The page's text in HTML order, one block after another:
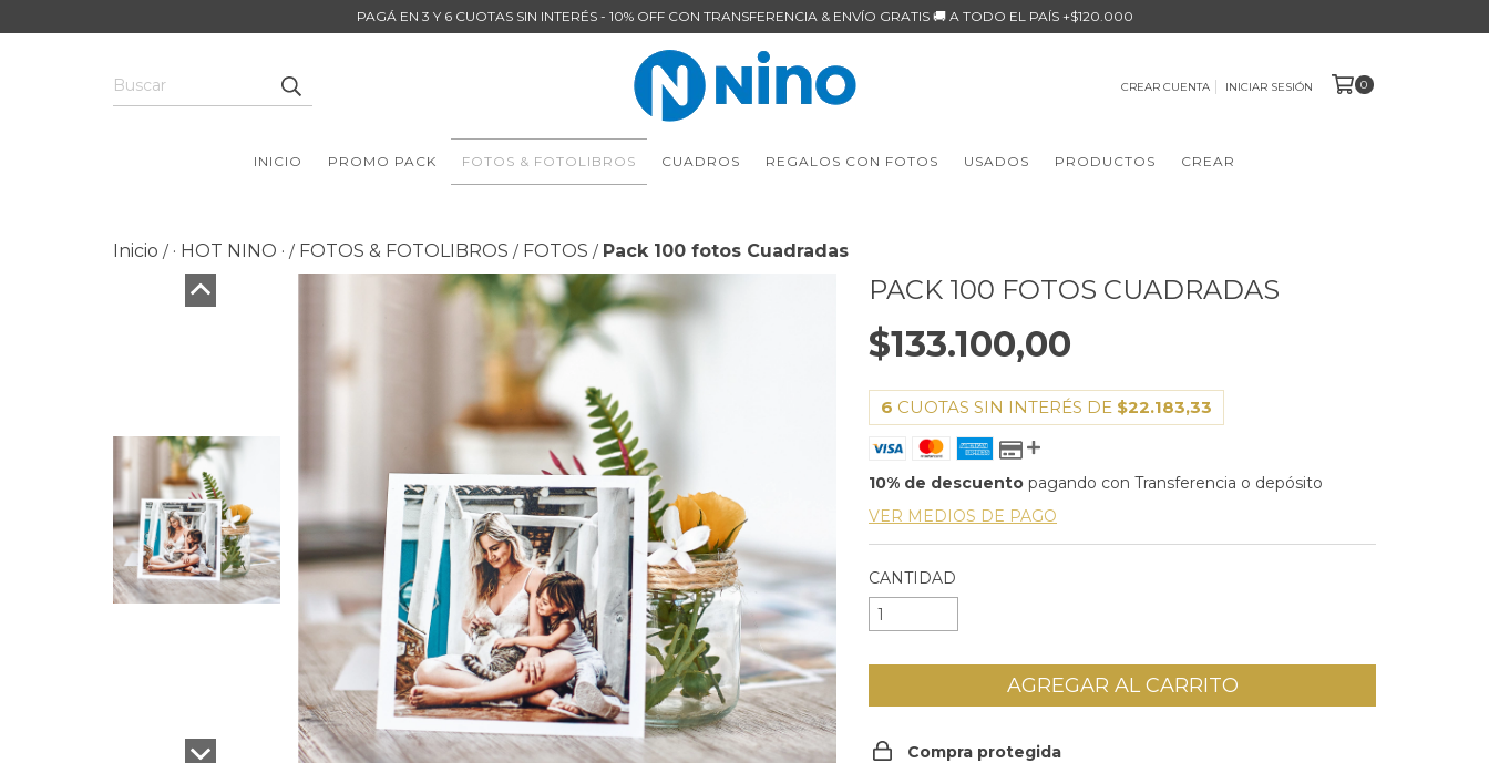
PAGÁ EN 3 Y 6 CUOTAS SIN INTERÉS - 10% OFF CON TRANSFERENCIA & ENVÍO GRATIS 🚚 A TODO EL PAÍS +$120.000
CREAR CUENTA INICIAR SESIÓN 0
INICIO PROMO PACK FOTOS & FOTOLIBROS CUADROS REGALOS CON FOTOS USADOS PRODUCTOS CREAR
Inicio / · HOT NINO · / FOTOS & FOTOLIBROS / FOTOS / Pack 100 fotos Cuadradas
PACK 100 FOTOS CUADRADAS
$133.100,00
6 CUOTAS SIN INTERÉS DE $22.183,33
10% de descuento pagando con Transferencia o depósito
VER MEDIOS DE PAGO
CANTIDAD
Compra protegida